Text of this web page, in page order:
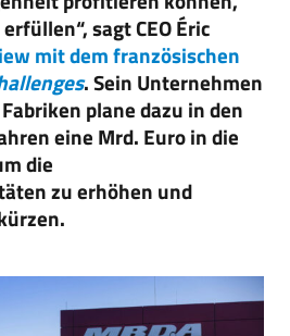
sagt CEO Éric
mit dem französischen
. Sein Unternehmen
plane dazu in den
eine Mrd. Euro in die
die
zu erhöhen und